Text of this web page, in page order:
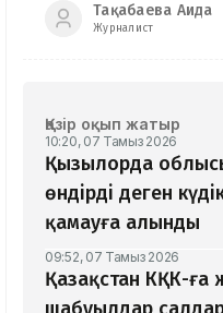
Тақабаева Аида
Журналист
Қазір оқып жатыр
10:20, 07 Тамыз 2026
Қызылорда
өндірді деген
қамауға алынды
09:52, 07 Тамыз 2026
Қазақстан КҚК-ға